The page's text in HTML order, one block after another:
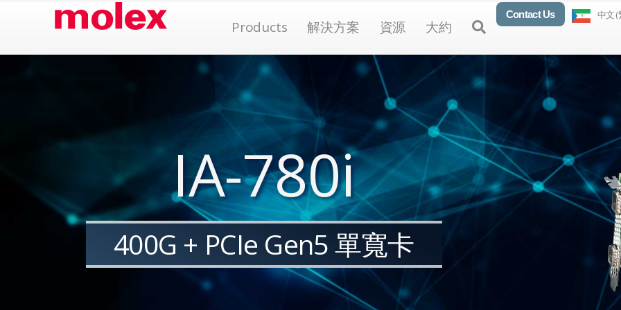
Products Open Products
解決方案 Open Solutions
資源 Open Resources
大約 Open About
Open
Contact Us 中文 (
IA-780i
400G + PCIe Gen5 單寬卡